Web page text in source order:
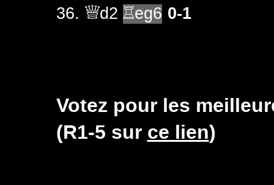
36. Qd2 Reg6 0-1
Votez pour les
(R1-5 sur ce lien)